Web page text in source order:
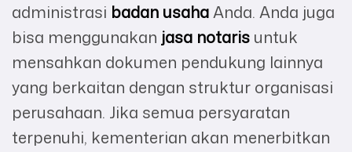
administrasi badan usahaAnda. Anda juga
bisa menggunakan jasa notaris untuk
mensahkan dokumen pendukung lainnya
yang berkaitan dengan struktur organisasi
perusahaan. Jika semua persyaratan
terpenuhi, kementerian akan menerbitkan